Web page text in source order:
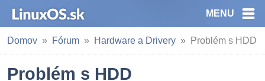
MENU
Domov Fórum Hardware a Drivery Problém s HDD
Problém s HDD